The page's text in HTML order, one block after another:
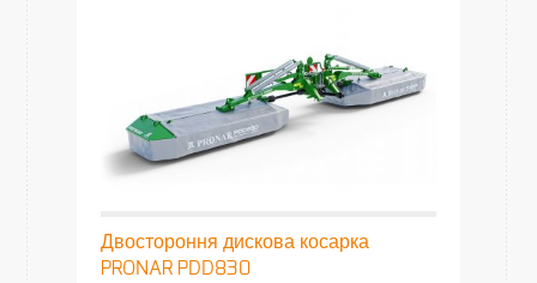
Двостороння дискова косарка
PRONAR PDD830